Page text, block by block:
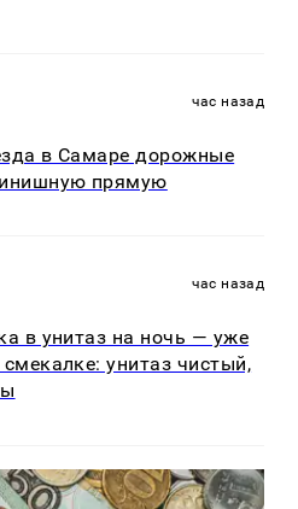
час назад
в Самаре дорожные
прямую
час назад
в унитаз на ночь — уже
унитаз чистый,